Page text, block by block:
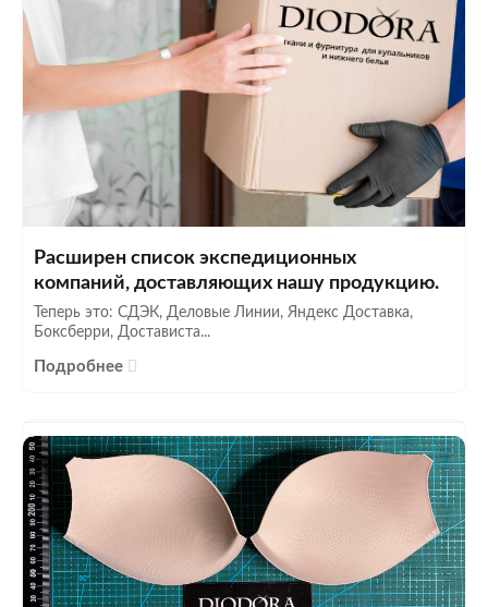
Расширен список экспедиционных
компаний, доставляющих нашу продукцию.
Теперь это: СДЭК, Деловые Линии, Яндекс Доставка,
Боксберри, Достависта...
Подробнее